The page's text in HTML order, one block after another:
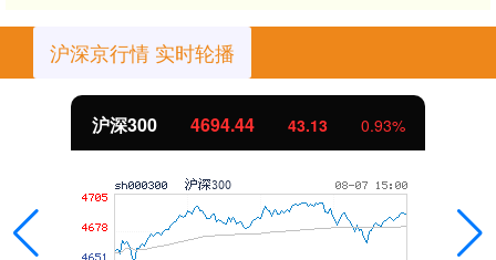
沪深京行情 实时轮播
北证50 1134.24 11.37 1.01%